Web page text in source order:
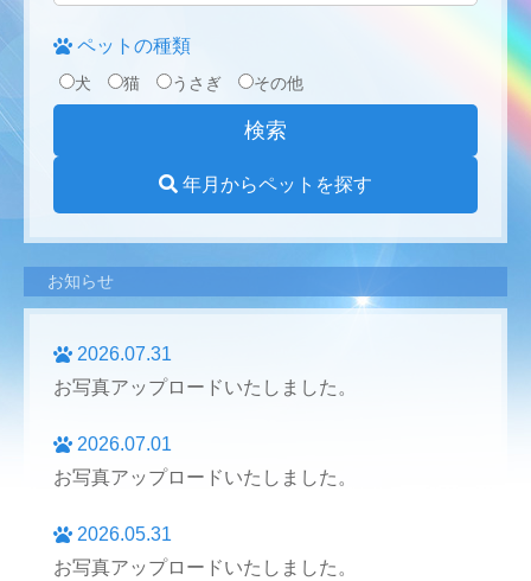
ペットの種類
犬 猫 うさぎ その他
年月からペットを探す
お知らせ
2026.07.31
お写真アップロードいたしました。
2026.07.01
お写真アップロードいたしました。
2026.05.31
お写真アップロードいたしました。